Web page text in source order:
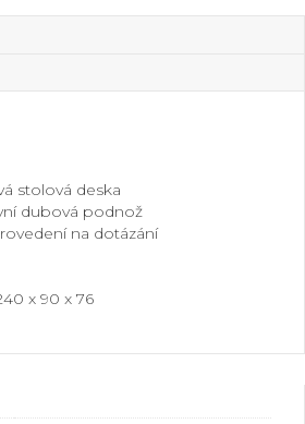
stolová deska
dubová podnož
na dotázání
x 90 x 76